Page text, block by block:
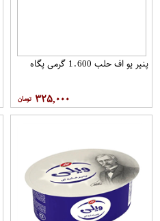
پنیر یو اف حلب 1.600 گرمی پگاه
۳۲۵,۰۰۰